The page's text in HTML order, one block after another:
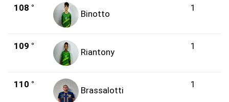
108 °
Binotto
1
109 °
Riantony
1
110 °
Brassalotti
1